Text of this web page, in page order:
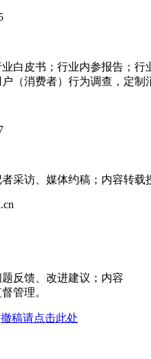
白皮书；行业内参报告；
（消费者）行为调查，定制
采访、媒体约稿；内容转载
反馈、改进建议；内容
管理。
撤稿请点击此处